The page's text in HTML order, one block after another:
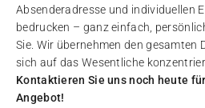
Absenderadresse und individuellen
bedrucken – ganz einfach,
Sie. Wir übernehmen den gesamten
sich auf das Wesentliche
Kontaktieren Sie uns noch heute
Angebot!